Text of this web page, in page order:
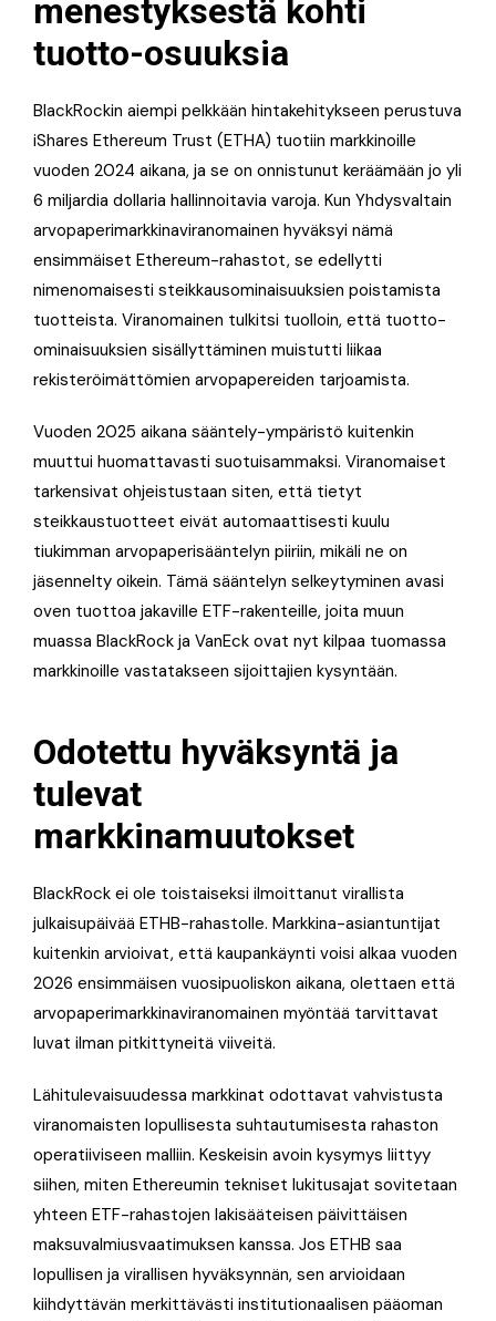
menestyksestä kohti
tuotto-osuuksia
BlackRockin aiempi pelkkään hintakehitykseen perustuva
iShares Ethereum Trust (ETHA) tuotiin markkinoille
vuoden 2024 aikana, ja se on onnistunut keräämään jo yli
6 miljardia dollaria hallinnoitavia varoja. Kun Yhdysvaltain
arvopaperimarkkinaviranomainen hyväksyi nämä
ensimmäiset Ethereum-rahastot, se edellytti
nimenomaisesti steikkausominaisuuksien poistamista
tuotteista. Viranomainen tulkitsi tuolloin, että tuotto-
ominaisuuksien sisällyttäminen muistutti liikaa
rekisteröimättömien arvopapereiden tarjoamista.
Vuoden 2025 aikana sääntely-ympäristö kuitenkin
muuttui huomattavasti suotuisammaksi. Viranomaiset
tarkensivat ohjeistustaan siten, että tietyt
steikkaustuotteet eivät automaattisesti kuulu
tiukimman arvopaperisääntelyn piiriin, mikäli ne on
jäsennelty oikein. Tämä sääntelyn selkeytyminen avasi
oven tuottoa jakaville ETF-rakenteille, joita muun
muassa BlackRock ja VanEck ovat nyt kilpaa tuomassa
markkinoille vastatakseen sijoittajien kysyntään.
Odotettu hyväksyntä ja
tulevat
markkinamuutokset
BlackRock ei ole toistaiseksi ilmoittanut virallista
julkaisupäivää ETHB-rahastolle. Markkina-asiantuntijat
kuitenkin arvioivat, että kaupankäynti voisi alkaa vuoden
2026 ensimmäisen vuosipuoliskon aikana, olettaen että
arvopaperimarkkinaviranomainen myöntää tarvittavat
luvat ilman pitkittyneitä viiveitä.
Lähitulevaisuudessa markkinat odottavat vahvistusta
viranomaisten lopullisesta suhtautumisesta rahaston
operatiiviseen malliin. Keskeisin avoin kysymys liittyy
siihen, miten Ethereumin tekniset lukitusajat sovitetaan
yhteen ETF-rahastojen lakisääteisen päivittäisen
maksuvalmiusvaatimuksen kanssa. Jos ETHB saa
lopullisen ja virallisen hyväksynnän, sen arvioidaan
kiihdyttävän merkittävästi institutionaalisen pääoman